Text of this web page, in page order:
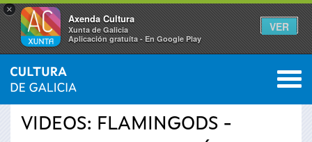
×
Axenda Cultura
Xunta de Galicia
Aplicación gratuíta - En Google Play
VER
Se
INICIO › ACTUALIDAD 0
VIDEOS: FLAMINGODS -